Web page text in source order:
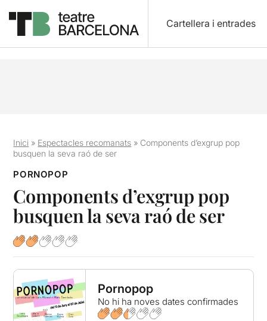
Cartellera i entrades
Inici » Espectacles recomanats » Components d’exgrup pop
busquen la seva raó de ser
PORNOPOP
Components d’exgrup pop
busquen la seva raó de ser
Pornopop
No hi ha noves dates confirmades